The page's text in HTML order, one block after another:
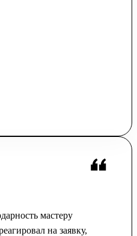
мастеру
на заявку,